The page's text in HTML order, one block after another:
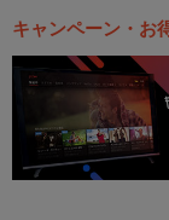
キャンペーン・お